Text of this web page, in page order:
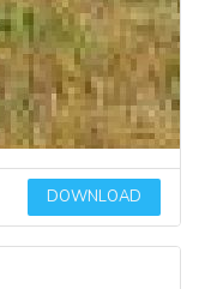
DOWNLOAD